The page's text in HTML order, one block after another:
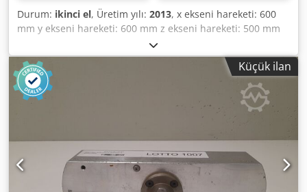
Durum: ikinci el, Üretim yılı: 2013, x ekseni hareketi: 600
mm y ekseni hareketi: 600 mm z ekseni hareketi: 500 mm
Kontrol sistemi: Siemens 840D Makine ağırlığı: yaklaşık
18500 ton Gerekli alan: yaklaşık 5400x3800x3300 mm
Toplam güç değeri: yaklaşık 133 kVA Sigorta değeri: 250A
Sıkıştırılmış havanın kalitesi: ISO 85731'e göre: Saflık sınıfı 4
Bağlantı basıncı: maks. 9,5 bar Çalışma basıncı: min. 7 bar
Mili sayısı: 2 Mili düzenlemesi: dikey, yan yana Mili arası
90 mm Hızlanma süresi: 0-10.000 dev/dak yaklaşık 0,8 sn X
ekseni hareket mesafesi: 600 mm Y ekseni hareket
mesafesi (değiştirilebilir konum): 600 (875) mm Z1 ve Z2
ekseni hareket mesafesi: 500 mm Takım değiştirme
Küçük ilan